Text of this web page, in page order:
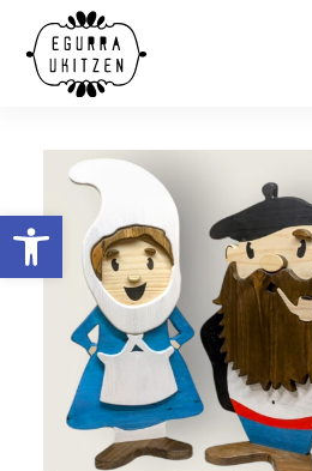
Abrir barra de herramientas